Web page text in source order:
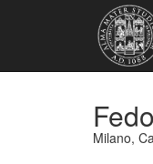
Milano,